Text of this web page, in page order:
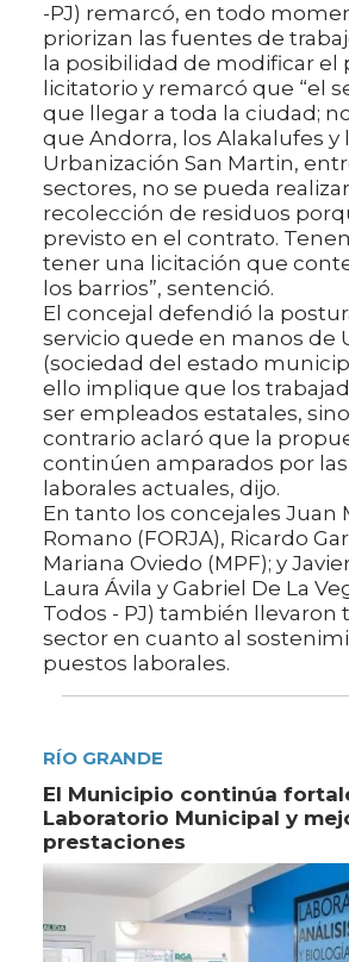
-PJ) remarcó, en todo
priorizan las fuentes de
la posibilidad de modificar el
licitatorio y remarcó que “el
que llegar a toda la ciudad;
que Andorra, los Alakalufes y
Urbanización San Martin,
sectores, no se pueda
recolección de residuos
previsto en el contrato.
tener una licitación que
los barrios”, sentenció.
El concejal defendió la
servicio quede en manos de
(sociedad del estado
ello implique que los
ser empleados estatales,
contrario aclaró que la
continúen amparados por
laborales actuales, dijo.
En tanto los concejales Juan
Romano (FORJA), Ricardo
Mariana Oviedo (MPF); y
Laura Ávila y Gabriel De La
Todos - PJ) también llevaron
sector en cuanto al
puestos laborales.
RÍO GRANDE
El Municipio continúa
Laboratorio Municipal y
prestaciones